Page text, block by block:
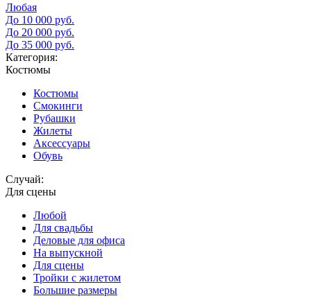
Любая
До 10 000 руб.
До 20 000 руб.
До 35 000 руб.
Категория:
Костюмы
Костюмы
Смокинги
Рубашки
Жилеты
Аксессуары
Обувь
Случай:
Для сцены
Любой
Для свадьбы
Деловые для офиса
На выпускной
Для сцены
Тройки с жилетом
Большие размеры